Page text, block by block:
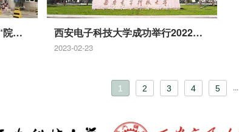
西北大学MBA/EDP中心开启“院长面对面”开年首讲 | 张志飞：海陆交互——地球生态系统演化 西安电子科技大学成功举行2022级神木煤化工产业有限公司陕西MBA开学典礼暨双碳高端论坛
2023-02-23
1 2 3 4 5 ...